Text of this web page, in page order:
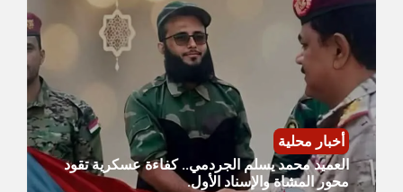
أخبار محلية
العميد محمد يسلم الجردمي.. كفاءة عسكرية تقود
محور المشاة والإسناد الأول.